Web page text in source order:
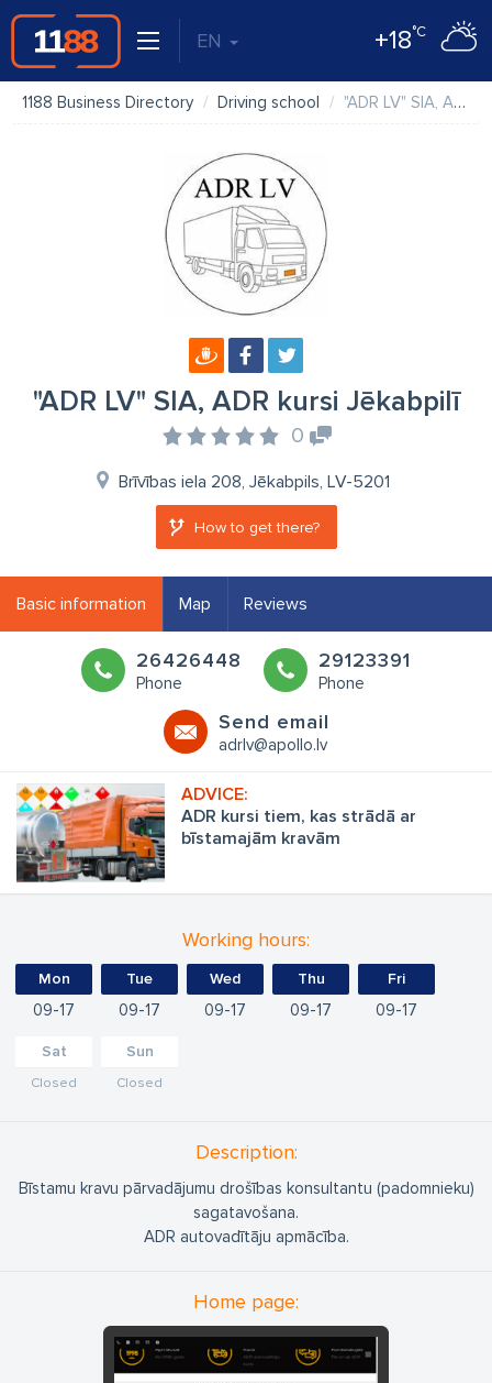
EN +18°C
1188 Business Directory Driving school "ADR LV" SIA, ADR kursi Jēkabpilī
"ADR LV" SIA, ADR kursi Jēkabpilī
0
Brīvības iela 208, Jēkabpils, LV-5201
How to get there?
Basic information Map Reviews
26426448
Phone
29123391
Phone
Send email
adrlv@apollo.lv
ADR kursi tiem, kas strādā ar
bīstamajām kravām
Working hours:
Mon
09 17
Tue
09 17
Wed
09 17
Thu
09 17
Fri
09 17
Sat
Closed
Sun
Closed
Description:
Bīstamu kravu pārvadājumu drošības konsultantu (padomnieku)
sagatavošana.
ADR autovadītāju apmācība.
Home page: